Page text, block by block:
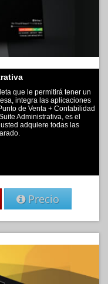
que le permitirá tener un
integra las aplicaciones
de Venta + Contabilidad
Administrativa, es el
adquiere todas las
Precio